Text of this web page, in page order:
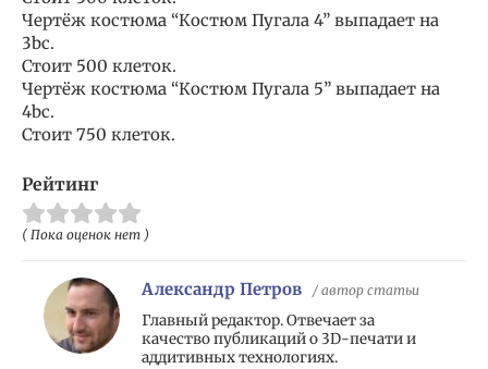
Чертёж костюма “Костюм Пугала 4” выпадает на
3bc.
Стоит 500 клеток.
Чертёж костюма “Костюм Пугала 5” выпадает на
4bc.
Стоит 750 клеток.
Рейтинг
( Пока оценок нет )
Александр Петров / автор статьи
Главный редактор. Отвечает за
качество публикаций о 3D-печати и
аддитивных технологиях.